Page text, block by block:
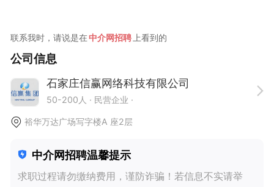
联系我时，请说是在中介网招聘 上看到的
公司信息
石家庄信赢网络科技有限公司
50-200人 · 民营企业 ·
裕华万达广场写字楼A 座2层
中介网招聘温馨提示
求职过程请勿缴纳费用，谨防诈骗！若信息不实请举